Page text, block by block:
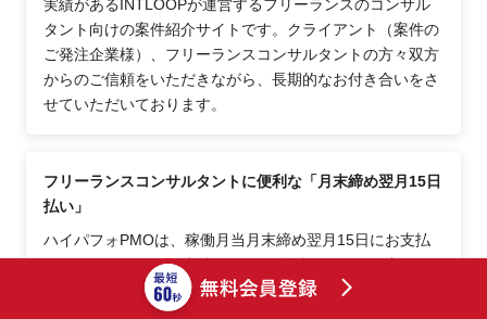
実績があるINTLOOPが運営するフリーランスのコンサル
タント向けの案件紹介サイトです。クライアント（案件の
ご発注企業様）、フリーランスコンサルタントの方々双方
からのご信頼をいただきながら、長期的なお付き合いをさ
せていただいております。
フリーランスコンサルタントに便利な「月末締め翌月15日
払い」
ハイパフォPMOは、稼働月当月末締め翌月15日にお支払
いいたします（例：稼働月が9月の場合、9月30日締め10
月15日支払）。 ※諸条件あり。支払いサイトが短いの
で、会社員からフリーランスコンサルタントになった直後